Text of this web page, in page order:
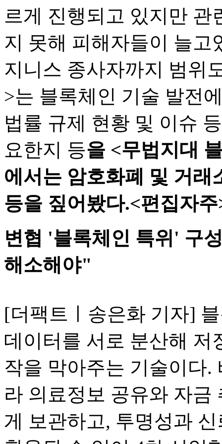
르게 진행되고 있지만 관
지 못해 피해자들이 늘고
지니스 종사자까지 범위
>는 블록체인 기술 발전
법률 규제 현황 및 이슈
요한지 등을 <무법지대
에서는 암호화폐 및 거래
등을 짚어봤다.<편집자주
변협 '블록체인 특위' 구
해소해야"
[더팩트ㅣ송은화 기자]
데이터를 서로 분산해 저
작을 막아주는 기술이다.
라 의료정보 공유와 자금
게 보관하고, 투명성과